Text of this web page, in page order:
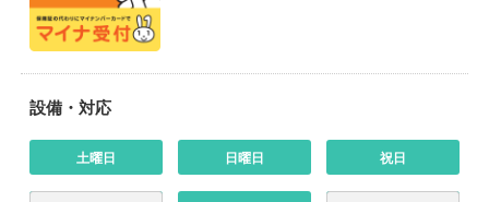
設備・対応
土曜日 日曜日 祝日